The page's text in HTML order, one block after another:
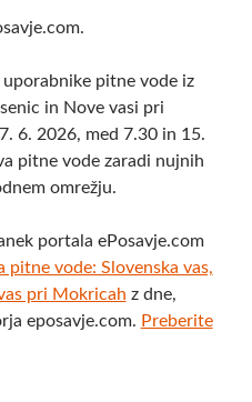
uporabnike pitne vode iz
in Nove vasi pri
6. 2026, med 7.30 in 15.
pitne vode zaradi nujnih
omrežju.
portala ePosavje.com
pitne vode: Slovenska vas,
pri Mokricah z dne,
eposavje.com. Preberite